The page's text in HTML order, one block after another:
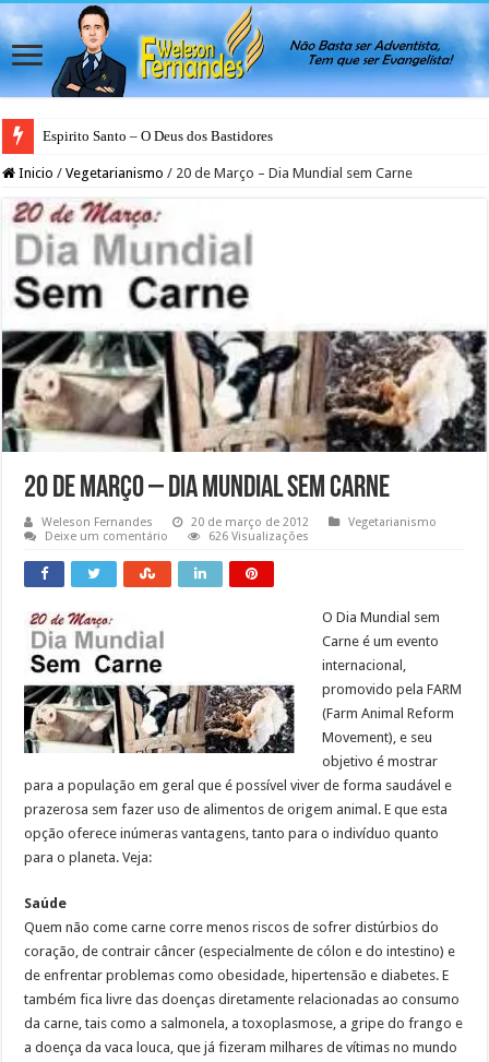
Espirito Santo – O Deus dos Bastidores
Inicio / Vegetarianismo / 20 de Março – Dia Mundial sem Carne
20 de Março – Dia Mundial sem Carne
Weleson Fernandes 20 de março de 2012
Vegetarianismo
Deixe um comentário
626 Visualizações
O Dia Mundial sem
Carne é um evento
internacional,
promovido pela FARM
(Farm Animal Reform
Movement), e seu
objetivo é mostrar
para a população em geral que é possível viver de forma saudável e
prazerosa sem fazer uso de alimentos de origem animal. E que esta
opção oferece inúmeras vantagens, tanto para o indivíduo quanto
para o planeta. Veja:
Saúde
Quem não come carne corre menos riscos de sofrer distúrbios do
coração, de contrair câncer (especialmente de cólon e do intestino) e
de enfrentar problemas como obesidade, hipertensão e diabetes. E
também fica livre das doenças diretamente relacionadas ao consumo
da carne, tais como a salmonela, a toxoplasmose, a gripe do frango e
a doença da vaca louca, que já fizeram milhares de vítimas no mundo